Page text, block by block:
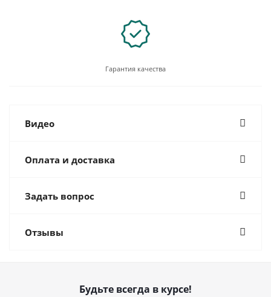
Гарантия качества
Видео
Оплата и доставка
Задать вопрос
Отзывы
Будьте всегда в курсе!